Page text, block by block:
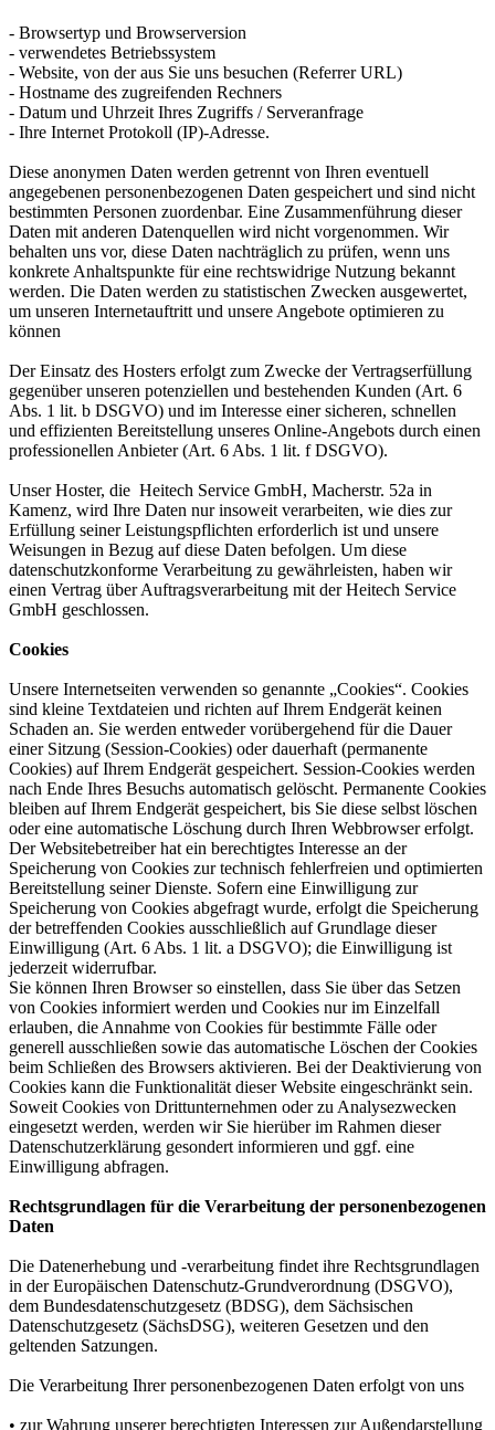
- Browsertyp und Browserversion
- verwendetes Betriebssystem
- Website, von der aus Sie uns besuchen (Referrer URL)
- Hostname des zugreifenden Rechners
- Datum und Uhrzeit Ihres Zugriffs / Serveranfrage
- Ihre Internet Protokoll (IP)-Adresse.
Diese anonymen Daten werden getrennt von Ihren eventuell
angegebenen personenbezogenen Daten gespeichert und sind nicht
bestimmten Personen zuordenbar. Eine Zusammenführung dieser
Daten mit anderen Datenquellen wird nicht vorgenommen. Wir
behalten uns vor, diese Daten nachträglich zu prüfen, wenn uns
konkrete Anhaltspunkte für eine rechtswidrige Nutzung bekannt
werden. Die Daten werden zu statistischen Zwecken ausgewertet,
um unseren Internetauftritt und unsere Angebote optimieren zu
können
Der Einsatz des Hosters erfolgt zum Zwecke der Vertragserfüllung
gegenüber unseren potenziellen und bestehenden Kunden (Art. 6
Abs. 1 lit. b DSGVO) und im Interesse einer sicheren, schnellen
und effizienten Bereitstellung unseres Online-Angebots durch einen
professionellen Anbieter (Art. 6 Abs. 1 lit. f DSGVO).
Unser Hoster, die Heitech Service GmbH, Macherstr. 52a in
Kamenz, wird Ihre Daten nur insoweit verarbeiten, wie dies zur
Erfüllung seiner Leistungspflichten erforderlich ist und unsere
Weisungen in Bezug auf diese Daten befolgen. Um diese
datenschutzkonforme Verarbeitung zu gewährleisten, haben wir
einen Vertrag über Auftragsverarbeitung mit der Heitech Service
GmbH geschlossen.
Cookies
Unsere Internetseiten verwenden so genannte „Cookies“. Cookies
sind kleine Textdateien und richten auf Ihrem Endgerät keinen
Schaden an. Sie werden entweder vorübergehend für die Dauer
einer Sitzung (Session-Cookies) oder dauerhaft (permanente
Cookies) auf Ihrem Endgerät gespeichert. Session-Cookies werden
nach Ende Ihres Besuchs automatisch gelöscht. Permanente Cookies
bleiben auf Ihrem Endgerät gespeichert, bis Sie diese selbst löschen
oder eine automatische Löschung durch Ihren Webbrowser erfolgt.
Der Websitebetreiber hat ein berechtigtes Interesse an der
Speicherung von Cookies zur technisch fehlerfreien und optimierten
Bereitstellung seiner Dienste. Sofern eine Einwilligung zur
Speicherung von Cookies abgefragt wurde, erfolgt die Speicherung
der betreffenden Cookies ausschließlich auf Grundlage dieser
Einwilligung (Art. 6 Abs. 1 lit. a DSGVO); die Einwilligung ist
jederzeit widerrufbar.
Sie können Ihren Browser so einstellen, dass Sie über das Setzen
von Cookies informiert werden und Cookies nur im Einzelfall
erlauben, die Annahme von Cookies für bestimmte Fälle oder
generell ausschließen sowie das automatische Löschen der Cookies
beim Schließen des Browsers aktivieren. Bei der Deaktivierung von
Cookies kann die Funktionalität dieser Website eingeschränkt sein.
Soweit Cookies von Drittunternehmen oder zu Analysezwecken
eingesetzt werden, werden wir Sie hierüber im Rahmen dieser
Datenschutzerklärung gesondert informieren und ggf. eine
Einwilligung abfragen.
Rechtsgrundlagen für die Verarbeitung der personenbezogenen
Daten
Die Datenerhebung und -verarbeitung findet ihre Rechtsgrundlagen
in der Europäischen Datenschutz-Grundverordnung (DSGVO),
dem Bundesdatenschutzgesetz (BDSG), dem Sächsischen
Datenschutzgesetz (SächsDSG), weiteren Gesetzen und den
geltenden Satzungen.
Die Verarbeitung Ihrer personenbezogenen Daten erfolgt von uns
• zur Wahrung unserer berechtigten Interessen zur Außendarstellung